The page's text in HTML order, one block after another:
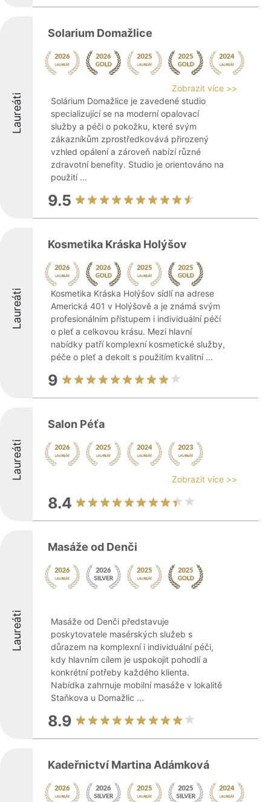
Laureáti
Solarium Domažlice
Zobrazit více >>
Solárium Domažlice je zavedené studio
specializující se na moderní opalovací
služby a péči o pokožku, které svým
zákazníkům zprostředkovává přirozený
vzhled opálení a zároveň nabízí různé
zdravotní benefity. Studio je orientováno na
použití ...
9.5
Laureáti
Kosmetika Kráska Holýšov
Kosmetika Kráska Holýšov sídlí na adrese
Americká 401 v Holýšově a je známá svým
profesionálním přístupem i individuální péčí
o pleť a celkovou krásu. Mezi hlavní
nabídky patří komplexní kosmetické služby,
péče o pleť a dekolt s použitím kvalitní ...
9
Laureáti
Salon Péťa
Zobrazit více >>
8.4
Laureáti
Masáže od Denči
Masáže od Denči představuje
poskytovatele masérských služeb s
důrazem na komplexní i individuální péči,
kdy hlavním cílem je uspokojit pohodlí a
konkrétní potřeby každého klienta.
Nabídka zahrnuje mobilní masáže v lokalitě
Staňkova u Domažlic ...
8.9
Kadeřnictví Martina Adámková